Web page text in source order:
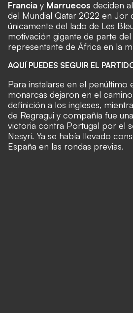
Francia y Marruecos deciden
del Mundial Qatar 2022 en Jor
únicamente del lado de Les
motivación gigante de parte
representante de África en la
AQUÍ PUEDES SEGUIR EL
Para instalarse en el penúltimo
monarcas dejaron en el
definición a los ingleses,
de Regragui y compañía fue
victoria contra Portugal por el
Nesyri. Ya se había llevado
España en las rondas previas.